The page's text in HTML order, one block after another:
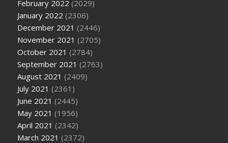
February 2022 (2029)
January 2022 (2306)
December 2021 (2446)
November 2021 (2705)
October 2021 (2784)
September 2021 (2763)
August 2021 (2409)
July 2021 (2361)
June 2021 (2445)
May 2021 (1956)
April 2021 (2342)
March 2021 (2372)